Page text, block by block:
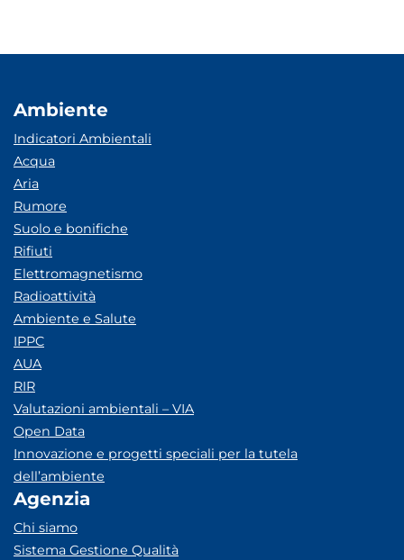
Ambiente
Indicatori Ambientali
Acqua
Aria
Rumore
Suolo e bonifiche
Rifiuti
Elettromagnetismo
Radioattività
Ambiente e Salute
IPPC
AUA
RIR
Valutazioni ambientali – VIA
Open Data
Innovazione e progetti speciali per la tutela
dell’ambiente
Agenzia
Chi siamo
Sistema Gestione Qualità